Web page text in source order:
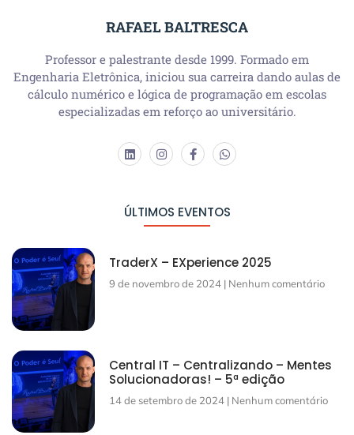
RAFAEL BALTRESCA
Professor e palestrante desde 1999. Formado em
Engenharia Eletrônica, iniciou sua carreira dando aulas de
cálculo numérico e lógica de programação em escolas
especializadas em reforço ao universitário.
ÚLTIMOS EVENTOS
TraderX – EXperience 2025
9 de novembro de 2024 Nenhum comentário
Central IT – Centralizando – Mentes
Solucionadoras! – 5ª edição
14 de setembro de 2024 Nenhum comentário